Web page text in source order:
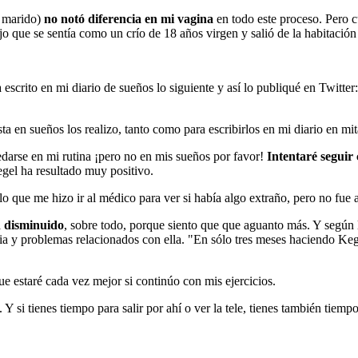
no notó diferencia en mi vagina en todo este proceso. Pero
se sentía como un crío de 18 años virgen y salió de la
en mi diario de sueños lo siguiente y así lo publiqué en Twitter:
en sueños los realizo, tanto como para escribirlos en mi diario en
en mi rutina ¡pero no en mis sueños por favor! Intentaré seguir
ha resultado muy positivo.
me hizo ir al médico para ver si había algo extraño, pero no fue
disminuido, sobre todo, porque siento que que aguanto más. Y
problemas relacionados con ella. "En sólo tres meses haciendo
estaré cada vez mejor si continúo con mis ejercicios.
. Y si tienes tiempo para salir por ahí o ver la tele, tienes también